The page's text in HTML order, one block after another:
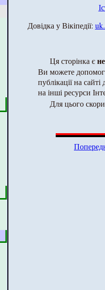
Довідка у Вікіпедії:
Ця сторінка є
Ви можете
публікації на
на інші ресурси
Для цього